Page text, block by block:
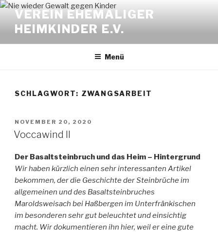
Zum
Inhalt
springen
VEREIN EHEMALIGER
HEIMKINDER E.V.
Menü
SCHLAGWORT: ZWANGSARBEIT
VERÖFFENTLICHT
AM
NOVEMBER 20, 2020
Voccawind II
Der Basaltsteinbruch und das Heim – Hintergrund
Wir haben kürzlich einen sehr interessanten Artikel
bekommen, der die Geschichte der Steinbrüche im
allgemeinen und des Basaltsteinbruches
Maroldsweisach bei Haßbergen im Unterfränkischen
im besonderen sehr gut beleuchtet und einsichtig
macht. Wir dokumentieren ihn hier, weil er eine gute